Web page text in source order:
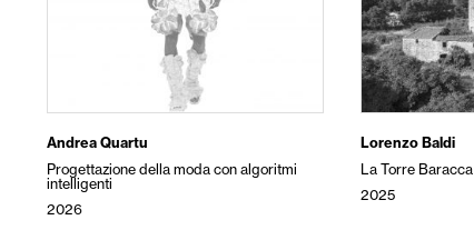
Andrea Quartu
Progettazione della moda con algoritmi
intelligenti
2026
Lorenzo Baldi
La Torre Baracca
2025